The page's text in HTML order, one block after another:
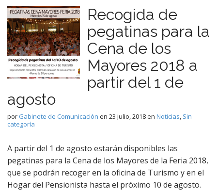
Recogida de
pegatinas para la
Cena de los
Mayores 2018 a
partir del 1 de
agosto
por Gabinete de Comunicación en 23 julio, 2018en Noticias, Sin
categoría
A partir del 1 de agosto estarán disponibles las
pegatinas para la Cena de los Mayores de la Feria 2018,
que se podrán recoger en la oficina de Turismo y en el
Hogar del Pensionista hasta el próximo 10 de agosto.